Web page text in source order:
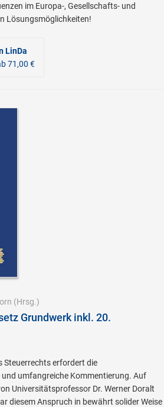
im Europa-, Gesellschafts- und
Lösungsmöglichkeiten!
LinDa
71,00 €
(Hrsg.)
Grundwerk inkl. 20.
Steuerrechts erfordert die
und umfangreiche Kommentierung. Auf
Universitätsprofessor Dr. Werner Doralt
diesem Anspruch in bewährt solider Weise